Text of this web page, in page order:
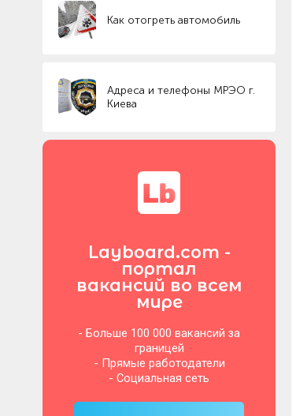
Как отогреть автомобиль
Адреса и телефоны МРЭО г.
Киева
Layboard.com -
портал
вакансий во всем
мире
- Больше 100 000 вакансий за
границей
- Прямые работодатели
- Социальная сеть